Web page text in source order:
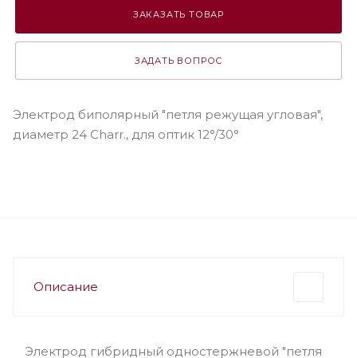
ЗАКАЗАТЬ ТОВАР
ЗАДАТЬ ВОПРОС
Электрод биполярный "петля режущая угловая",
диаметр 24 Charr., для оптик 12°/30°
Описание
Электрод гибридный одностержневой "петля